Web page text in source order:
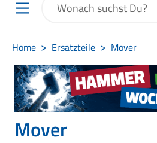
Home Ersatzteile Mover
Mover